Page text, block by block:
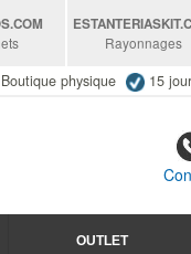
.COM
ESTANTERIASKIT
Rayonnages
Boutique physique 15
OUTLET